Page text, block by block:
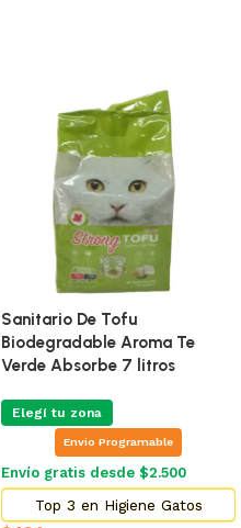
Sanitario De Tofu
Biodegradable Aroma Te
Verde Absorbe 7 litros
Elegí tu zona
Envio Programable
Envío gratis desde $2.500
Top 3 en Higiene Gatos